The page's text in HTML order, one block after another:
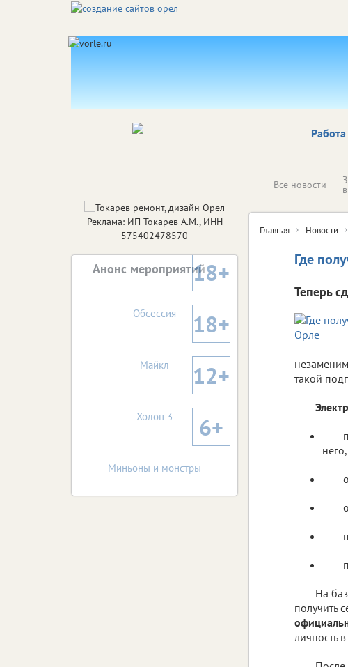
Работа
Все новости
Главная Новости
Где
Теперь
такой
На
получить
личность
Реклама: ИП Токарев А.М., ИНН
575402478570
Анонс мероприятий18+
Обсессия 18+
Майкл 12+
Холоп 3 6+
Миньоны и монстры